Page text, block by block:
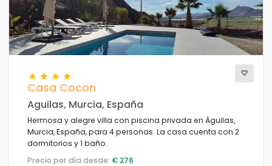
Casa Cocon
Aguilas, Murcia, España
Hermosa y alegre villa con piscina privada en Águilas,
Murcia, España, para 4 personas. La casa cuenta con 2
dormitorios y 1 baño.
Precio por día desde: € 276